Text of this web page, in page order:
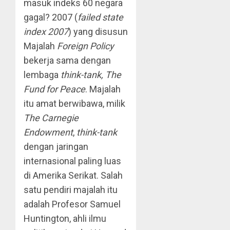
masuk indeks 60 negara
gagal? 2007 (failed state
index 2007) yang disusun
Majalah Foreign Policy
bekerja sama dengan
lembaga think-tank, The
Fund for Peace. Majalah
itu amat berwibawa, milik
The Carnegie
Endowment, think-tank
dengan jaringan
internasional paling luas
di Amerika Serikat. Salah
satu pendiri majalah itu
adalah Profesor Samuel
Huntington, ahli ilmu